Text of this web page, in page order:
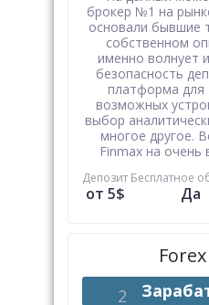
брокер №1 на
основали бывшие
собственном
именно волнует
безопасность
платформа для
возможных
выбор
многое другое.
Finmax на очень
Депозит
от 5$
Бесплатное
Да